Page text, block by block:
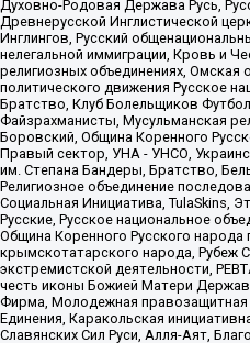
Духовно-Родовая Держава Русь,
Древнерусской Инглистической
Инглингов, Русский
нелегальной иммиграции, Кровь и
религиозных объединениях, Омская
политического движения Русское
Братство, Клуб Болельщиков
Файзрахманисты, Мусульманская
Боровский, Община Коренного
Правый сектор, УНА - УНСО,
им. Степана Бандеры, Братство,
Религиозное объединение
Социальная Инициатива, TulaSkins,
Русские, Русское национальное
Община Коренного Русского
крымскотатарского народа, Рубеж
экстремистской деятельности,
честь иконы Божией Матери
Фирма, Молодежная
Единения, Каракольская
Славянских Сил Руси, Алля-Аят,